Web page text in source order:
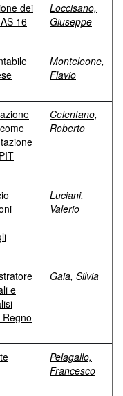
dei
16
Loccisano,
Giuseppe
Monteleone,
Flavio
Celentano,
Roberto
Luciani,
Valerio
e
Gaia, Silvia
Pelagallo,
Francesco